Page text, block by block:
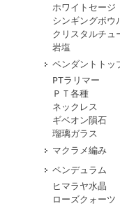
ホワイトセージ
シンギングボウ
クリスタルチュ
岩塩
ペンダントトッ
PTラリマー
ＰＴ各種
ネックレス
ギベオン隕石
瑠璃ガラス
マクラメ編み
ペンデュラム
ヒマラヤ水晶
ローズクォーツ